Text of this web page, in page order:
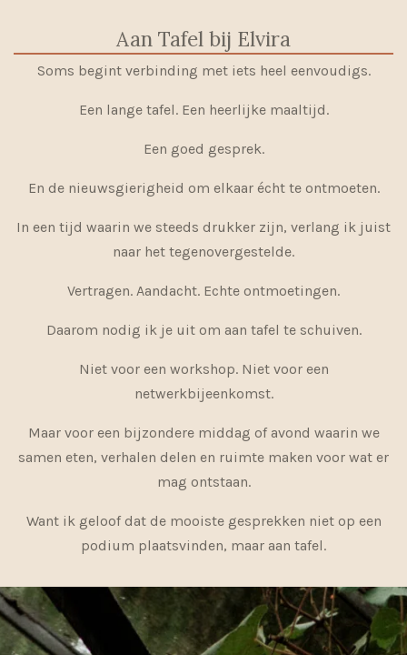
Aan Tafel bij Elvira
Soms begint verbinding met iets heel eenvoudigs.
Een lange tafel. Een heerlijke maaltijd.
Een goed gesprek.
En de nieuwsgierigheid om elkaar écht te ontmoeten.
In een tijd waarin we steeds drukker zijn, verlang ik juist
naar het tegenovergestelde.
Vertragen. Aandacht. Echte ontmoetingen.
Daarom nodig ik je uit om aan tafel te schuiven.
Niet voor een workshop. Niet voor een
netwerkbijeenkomst.
Maar voor een bijzondere middag of avond waarin we
samen eten, verhalen delen en ruimte maken voor wat er
mag ontstaan.
Want ik geloof dat de mooiste gesprekken niet op een
podium plaatsvinden, maar aan tafel.